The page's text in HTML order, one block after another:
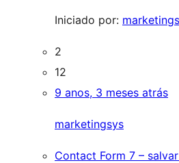
Iniciado por:
2
12
9 anos, 3 meses atrás
marketingsys
Contact Form 7 –